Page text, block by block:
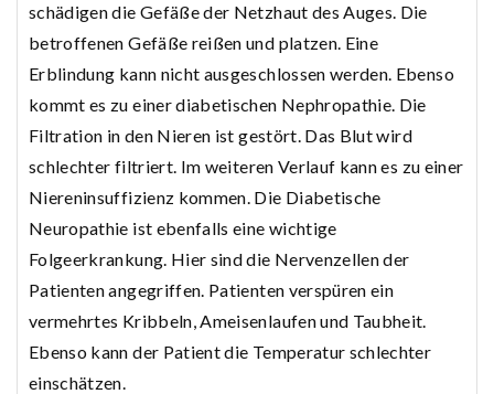
schädigen die Gefäße der Netzhaut des Auges. Die
betroffenen Gefäße reißen und platzen. Eine
Erblindung kann nicht ausgeschlossen werden. Ebenso
kommt es zu einer diabetischen Nephropathie. Die
Filtration in den Nieren ist gestört. Das Blut wird
schlechter filtriert. Im weiteren Verlauf kann es zu einer
Niereninsuffizienz kommen. Die Diabetische
Neuropathie ist ebenfalls eine wichtige
Folgeerkrankung. Hier sind die Nervenzellen der
Patienten angegriffen. Patienten verspüren ein
vermehrtes Kribbeln, Ameisenlaufen und Taubheit.
Ebenso kann der Patient die Temperatur schlechter
einschätzen.